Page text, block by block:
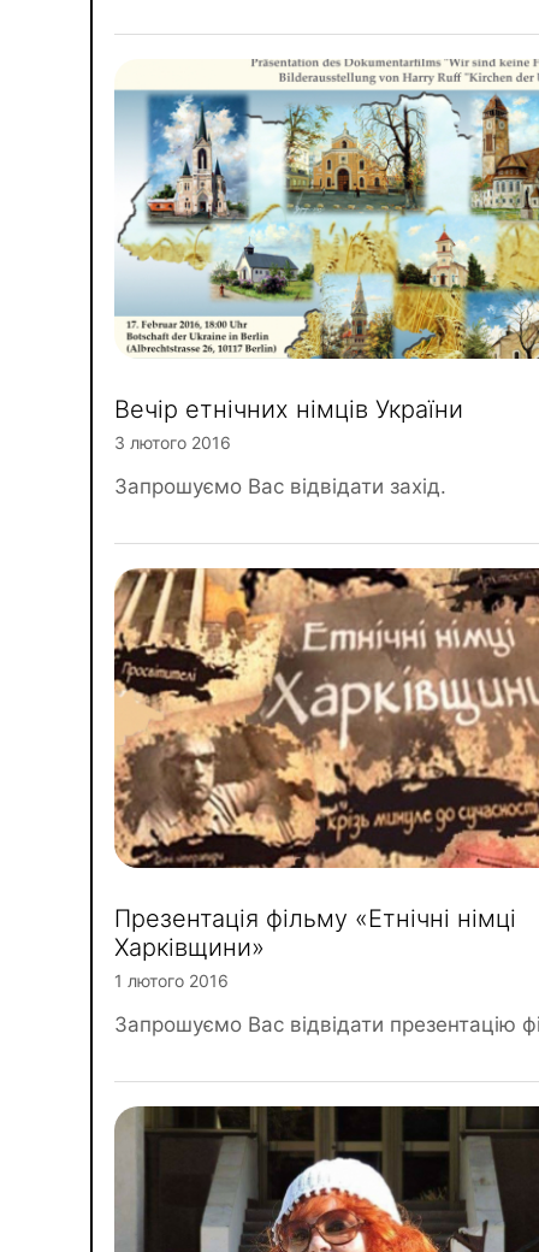
Вечір етнічних німців України
3 лютого 2016
Запрошуємо Вас відвідати захід.
Презентація фільму «Етнічні німці
Харківщини»
1 лютого 2016
Запрошуємо Вас відвідати презентацію